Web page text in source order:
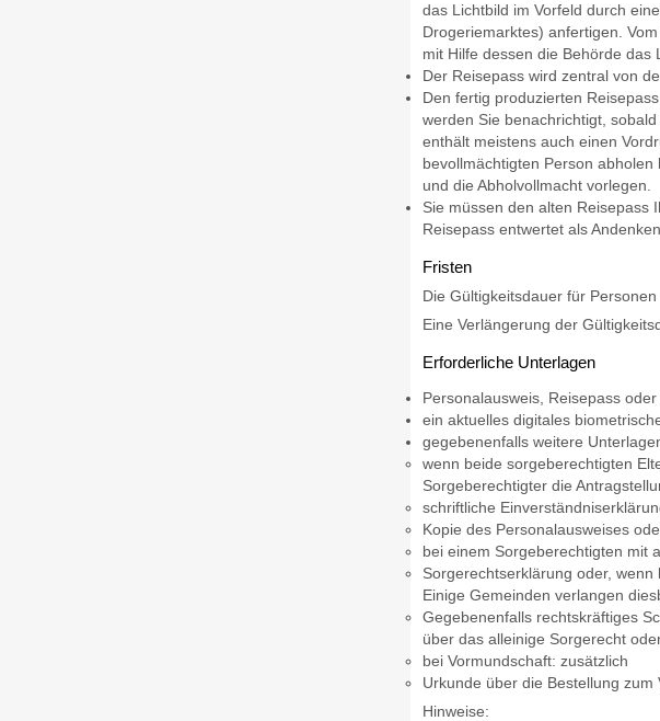
das Lichtbild im Vorfeld durch
Drogeriemarktes) anfertigen.
mit Hilfe dessen die Behörde das
Der Reisepass wird zentral von
Den fertig produzierten
werden Sie benachrichtigt,
enthält meistens auch einen
bevollmächtigten Person
und die Abholvollmacht vorlegen.
Sie müssen den alten Reisepass
Reisepass entwertet als
Fristen
Die Gültigkeitsdauerfür
Eine Verlängerung der
Erforderliche Unterlagen
Personalausweis, Reisepass oder
ein aktuelles digitales
gegebenenfalls weitere
wenn beide sorgeberechtigten
Sorgeberechtigter die
schriftliche
Kopie des Personalausweises
bei einem Sorgeberechtigten mit
Sorgerechtserklärung oder,
Einige Gemeinden verlangen
Gegebenenfalls rechtskräftiges
über das alleinige Sorgerecht
bei Vormundschaft: zusätzlich
Urkunde über die Bestellung zum
Hinweise: